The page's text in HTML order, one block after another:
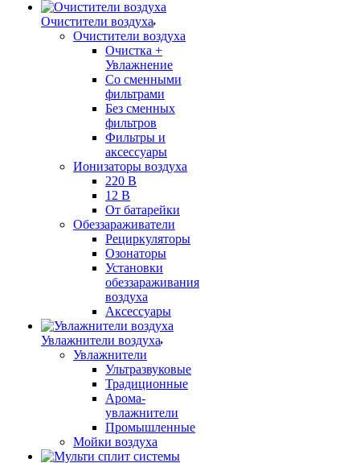
Очистители воздуха
Очистители воздуха
Очистка +
Увлажнение
Cо сменными
фильтрами
Без сменных
фильтров
Фильтры и
аксессуары
Ионизаторы воздуха
220 В
12 В
От батарейки
Обеззараживатели
Рециркуляторы
Озонаторы
Установки
обеззараживания
воздуха
Аксессуары
Увлажнители воздуха
Увлажнители
Ультразвуковые
Традиционные
Арома-
увлажнители
Промышленные
Мойки воздуха